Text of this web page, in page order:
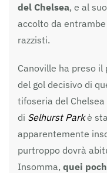
del Chelsea, e al
accolto da
razzisti.
Canoville ha preso il
del gol decisivo di
tifoseria del
di Selhurst Parkè
apparentemente
purtroppo dovrà
Insomma, quei